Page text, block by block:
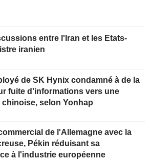
entre l'Iran et les Etats-
iranien
de SK Hynix condamné à de la
fuite d'informations vers une
selon Yonhap
de l'Allemagne avec la
Pékin réduisant sa
à l'industrie européenne